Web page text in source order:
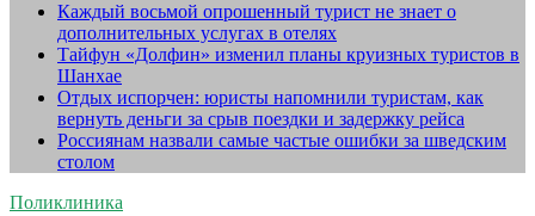
Каждый восьмой опрошенный турист не знает о
дополнительных услугах в отелях
Тайфун «Долфин» изменил планы круизных туристов в
Шанхае
Отдых испорчен: юристы напомнили туристам, как
вернуть деньги за срыв поездки и задержку рейса
Россиянам назвали самые частые ошибки за шведским
столом
Поликлиника